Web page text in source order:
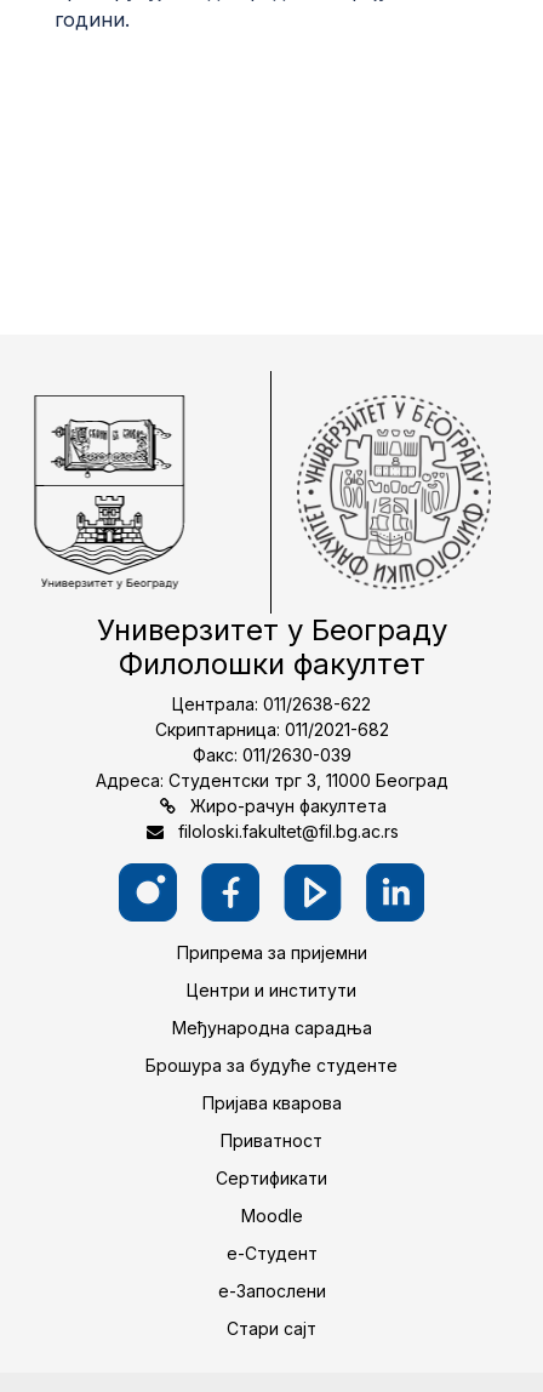
години.
Универзитет у Београду
Филолошки факултет
Централа: 011/2638-622
Скриптарница: 011/2021-682
Факс: 011/2630-039
Адреса: Студентски трг 3, 11000 Београд
Жиро-рачун факултета
filoloski.fakultet@fil.bg.ac.rs
Припрема за пријемни
Центри и институти
Међународна сарадња
Брошура за будуће студенте
Пријава кварова
Приватност
Сертификати
Moodle
е-Студент
е-Запослени
Стари сајт